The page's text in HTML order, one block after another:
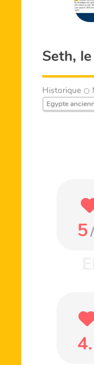
Seth,
Historique
Egypte
5